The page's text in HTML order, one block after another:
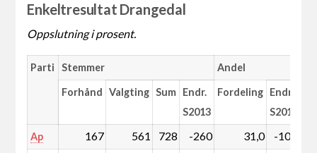
Enkeltresultat Drangedal
Oppslutning i prosent.
Parti Stemmer Andel
Forhånd Valgting Sum Endr.
S2013
Fordeling Endr.
S2013
Ap 167 561 728 -260 31,0 -10,7